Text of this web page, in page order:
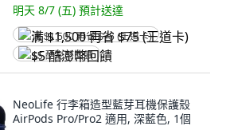
明天 8/7 (五) 預計送達
满 $1,500 再省 $75 (王道卡)
$5 酷澎幣回饋
NeoLife 行李箱造型藍芽耳機保護殼
AirPods Pro/Pro2 適用, 深藍色, 1個